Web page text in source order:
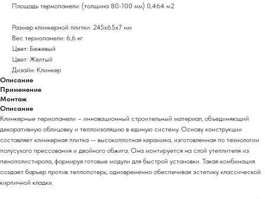
Площадь термопанели: (толщина 80-100 мм) 0,464 м2
Размер клинкерной плитки: 245х65х7 мм
Вес термопанели: 6,6 кг
Цвет: Бежевый
Цвет: Желтый
Дизайн: Клинкер
Описание
Применение
Монтаж
Описание
Клинкерные термопанели – инновационный строительный материал, объединяющий
декоративную облицовку и теплоизоляцию в единую систему. Основу конструкции
составляет клинкерная плитка — высокоплотная керамика, изготовленная по технологии
полусухого прессования и двойного обжига. Она монтируется на слой утеплителя из
пенополистирола, формируя готовые модули для быстрой установки. Такая комбинация
создает барьер против теплопотерь, одновременно обеспечивая эстетику классической
кирпичной кладки.